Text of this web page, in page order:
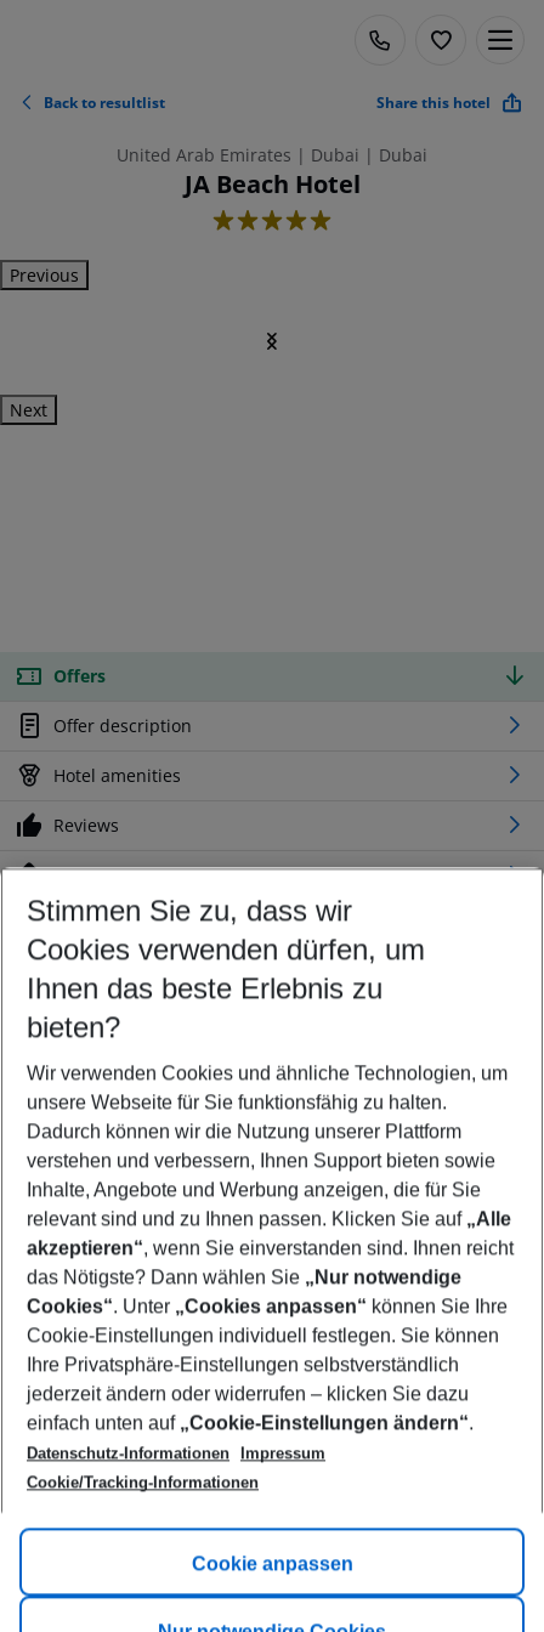
Back to resultlist Share this hotel
United Arab Emirates | Dubai | Dubai
JA Beach Hotel
5
Previous
Next
Offers
Offer description
Hotel amenities
Reviews
Location
Customize your offer
Find the perfect deal which suits your best
Your departure airport
Any airport
Select your date range
11/08/26–09/08/27 5-8 nights
Who will travel
2 adults No children
Show more filter
Footer
Footer navigation
Title A
Link A
Stimmen Sie zu, dass wir
Cookies verwenden dürfen, um
Ihnen das beste Erlebnis zu
bieten?
Wir verwenden Cookies und ähnliche Technologien, um
unsere Webseite für Sie funktionsfähig zu halten.
Dadurch können wir die Nutzung unserer Plattform
verstehen und verbessern, Ihnen Support bieten sowie
Inhalte, Angebote und Werbung anzeigen, die für Sie
relevant sind und zu Ihnen passen. Klicken Sie auf „Alle
akzeptieren“, wenn Sie einverstanden sind. Ihnen reicht
das Nötigste? Dann wählen Sie „Nur notwendige
Cookies“. Unter „Cookies anpassen“ können Sie Ihre
Cookie-Einstellungen individuell festlegen. Sie können
Ihre Privatsphäre-Einstellungen selbstverständlich
jederzeit ändern oder widerrufen – klicken Sie dazu
einfach unten auf „Cookie-Einstellungen ändern“.
Datenschutz-Informationen
Impressum
Cookie/Tracking-Informationen
Cookie anpassen